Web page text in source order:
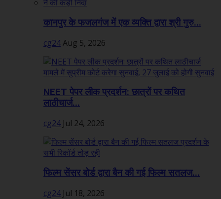
कानपुर के फजलगंज में एक व्यक्ति द्वारा श्री गुरु...
cg24Aug 5, 2026
NEET पेपर लीक प्रदर्शन: छात्रों पर कथित
लाठीचार्ज...
cg24 Jul 24, 2026
फिल्म सेंसर बोर्ड द्वारा बैन की गई फिल्म सतलज...
cg24 Jul 18, 2026